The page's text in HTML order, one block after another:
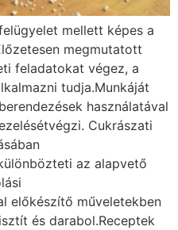
mellett képes a
megmutatott
feladatokat végez, a
tudja.Munkáját
használatával
Cukrászati
az alapvető
előkészítő műveletekben
és darabol.Receptek